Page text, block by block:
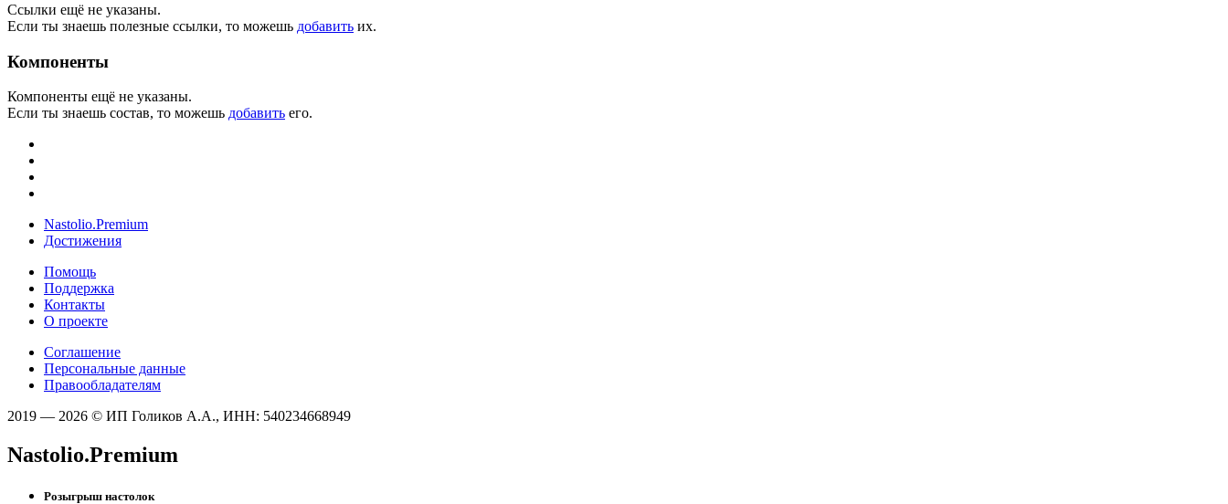
Ссылки ещё не указаны.
Если ты знаешь полезные ссылки, то можешь добавить их.
Компоненты
Компоненты ещё не указаны.
Если ты знаешь состав, то можешь добавить его.
Nastolio.Premium
Достижения
Помощь
Поддержка
Контакты
О проекте
Соглашение
Персональные данные
Правообладателям
2019 — 2026 © ИП Голиков А.А., ИНН: 540234668949
Nastolio.Premium
Розыгрыш настолок